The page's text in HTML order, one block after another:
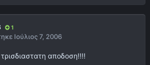
1
Ιούλιος 7, 2006
αποδοση!!!!